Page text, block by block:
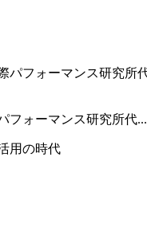
ォーマンス研究所代...
用の時代